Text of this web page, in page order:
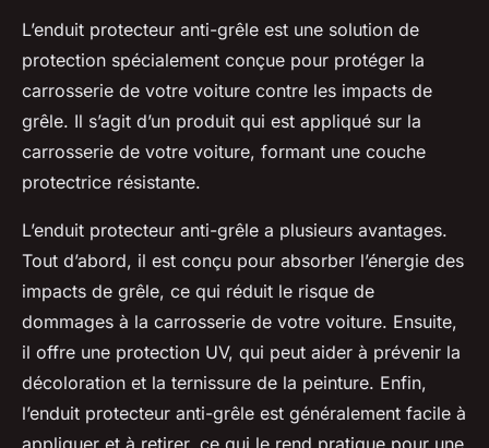
L’enduit protecteur anti-grêle est une solution de
protection spécialement conçue pour protéger la
carrosserie de votre voiture contre les impacts de
grêle. Il s’agit d’un produit qui est appliqué sur la
carrosserie de votre voiture, formant une couche
protectrice résistante.
L’enduit protecteur anti-grêle a plusieurs avantages.
Tout d’abord, il est conçu pour absorber l’énergie des
impacts de grêle, ce qui réduit le risque de
dommages à la carrosserie de votre voiture. Ensuite,
il offre une protection UV, qui peut aider à prévenir la
décoloration et la ternissure de la peinture. Enfin,
l’enduit protecteur anti-grêle est généralement facile à